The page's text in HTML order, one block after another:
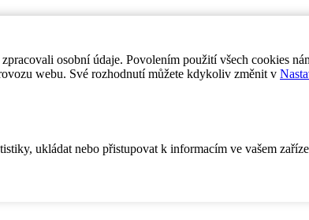
osobní údaje. Povolením použití všech cookies
webu. Své rozhodnutí můžete kdykoliv změnit v
ukládat nebo přistupovat k informacím ve vašem